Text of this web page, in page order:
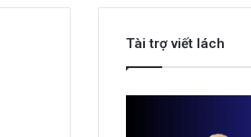
Tài trợ viết lách